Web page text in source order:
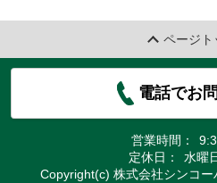
ページト
電話でお
営業時間：
定休日：
水曜
Copyright(c) 株式会社シンコー